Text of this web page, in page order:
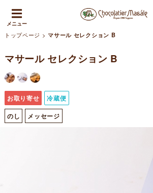
メニュー
トップページ >マサール セレクション B
マサール セレクション B
お取り寄せ
冷蔵便
のし
メッセージ